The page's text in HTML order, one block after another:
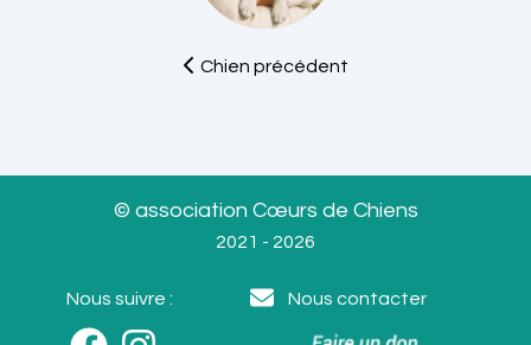
Chien précédent
© association Cœurs de Chiens
2021 - 2026
Nous suivre : Nous contacter